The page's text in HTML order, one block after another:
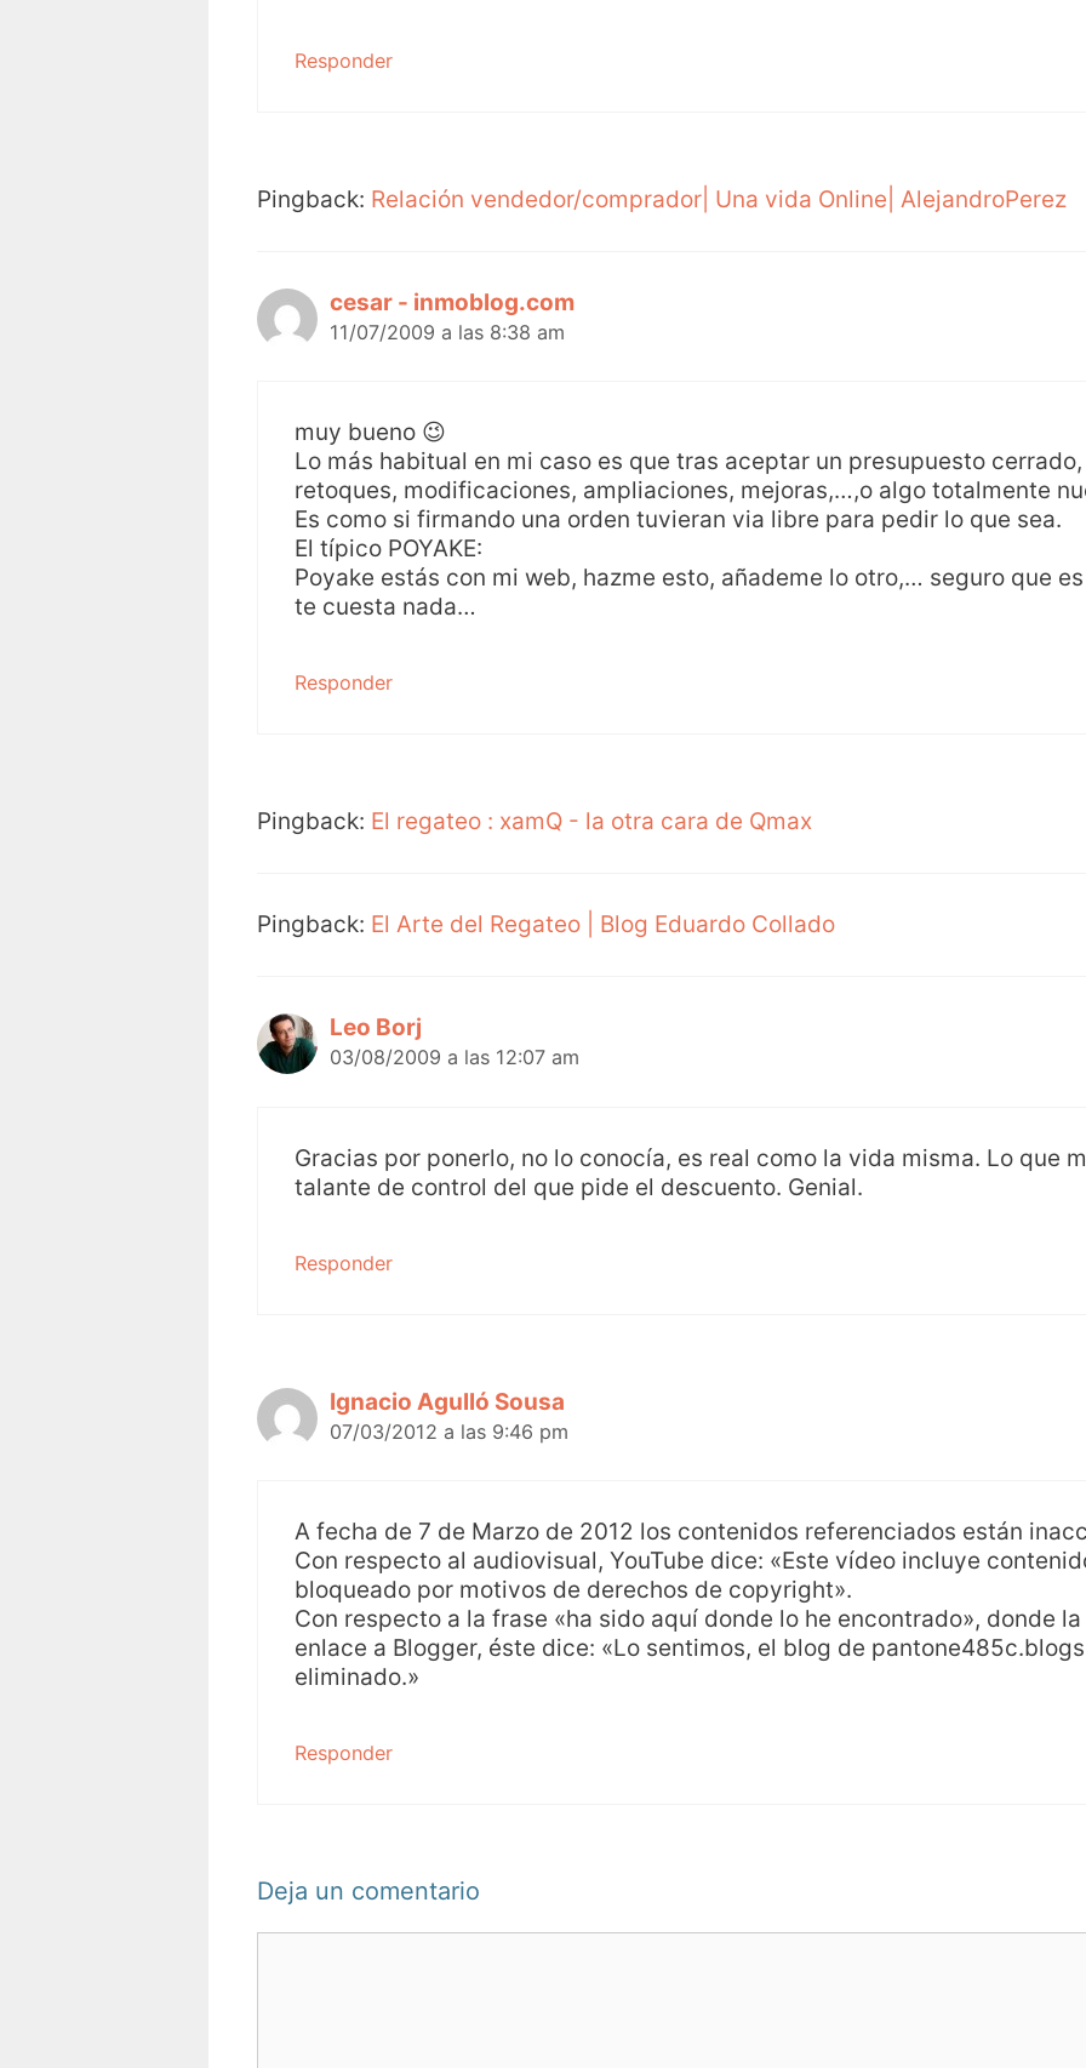
Responder
Pingback: Relación vendedor/comprador| Una vida Online| AlejandroPerez
cesar - inmoblog.com
11/07/2009 a las 8:38 am
muy bueno 😉
Lo más habitual en mi caso es que tras aceptar un presupuesto
retoques, modificaciones, ampliaciones, mejoras,…,o algo totalmente
Es como si firmando una orden tuvieran via libre para pedir lo que sea.
El típico POYAKE:
Poyake estás con mi web, hazme esto, añademe lo otro,… seguro que
te cuesta nada…
Responder
Pingback: El regateo : xamQ - la otra cara de Qmax
Pingback: El Arte del Regateo | Blog Eduardo Collado
Leo Borj
03/08/2009 a las 12:07 am
Gracias por ponerlo, no lo conocía, es real como la vida misma. Lo que
talante de control del que pide el descuento. Genial.
Responder
Ignacio Agulló Sousa
07/03/2012 a las 9:46 pm
A fecha de 7 de Marzo de 2012 los contenidos referenciados están
Con respecto al audiovisual, YouTube dice: «Este vídeo incluye
bloqueado por motivos de derechos de copyright».
Con respecto a la frase «ha sido aquí donde lo he encontrado», donde
enlace a Blogger, éste dice: «Lo sentimos, el blog de
eliminado.»
Responder
Deja un comentario